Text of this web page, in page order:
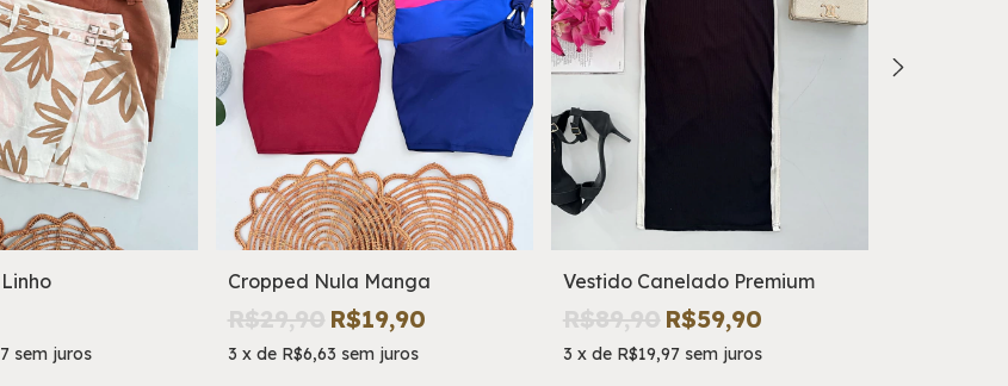
sem juros
Cropped Nula Manga
R$29,90 R$19,90
3 x de R$6,63 sem juros
Vestido Canelado Premium
R$89,90 R$59,90
3 x de R$19,97 sem juros